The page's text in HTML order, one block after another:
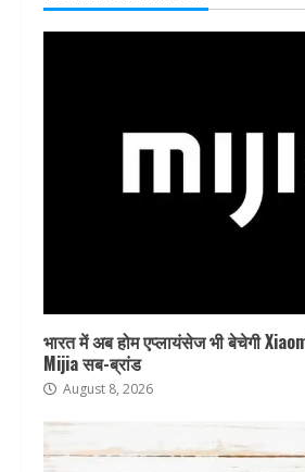
भारत में अब होम एप्लायंसेज भी बेचेगी
Mijia सब-ब्रांड
August 8, 2026